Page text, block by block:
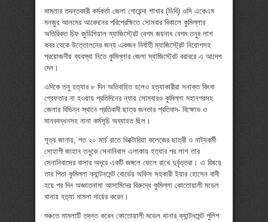
মামলার তদন্তকারী কর্মকর্তা জেলা গোয়েন্দা শাখার (ডিবি) ওসি একেএম
মনজুর আলমের আবেদনের পরিপ্রেক্ষিতে সোমবার বিকালে কুমিল্লার
অতিরিক্ত চিফ জুডিশিয়াল ম্যাজিস্ট্রেট বেগম জয়নাব বেগম তনুর লাশ
কবর থেকে উত্তোলনের জন্য একজন নির্বাহী ম্যাজিস্ট্রেট নিয়োগসহ
প্রয়োজনীয় ব্যবস্থা নিতে কুমিল্লার জেলা ম্যাজিস্ট্রেট বরাবরে এ আদেশ
দেন।
এদিকে তনু হত্যার ৮ দিন অতিবাহিত হলেও হত্যাকারীরা সনাক্ত কিংবা
গ্রেফতার না হওয়ায় প্রতিদিনের ন্যায় সোমবারও কুমিল্লা মহানগরসহ
জেলার বিভিন্ন স্থানে প্রতিবাদী ছাত্র জনতার প্রতিবাদ- বিক্ষোভ ও
মানববন্ধনসহ নানা কর্মসূচি অব্যাহত ছিল।
সূত্র জানায়, গত ২০ মার্চ রাতে ভিক্টোরিয়া কলেজের ছাত্রী ও নাট্যকর্মী
সোহাগী জাহান তনুকে সেনানিবাস এলাকায় হত্যার পর লাশ তার
সেনানিবাসের বাসার অদূরে একটি জঙ্গলে ফেলে রাখে দুর্বৃত্তরা। এ বিষয়ে
তার পিতা কুমিল্লা ক্যান্টনমেন্ট বোর্ডের অফিস সহকারী ইয়ার হোসেন বাদী
হয়ে পর দিন অজ্ঞাতনামা আসামিদের বিরুদ্ধে কুমিল্লা কোতোয়ালী মডেল
থানায় হত্যা মামলা দায়ের করেন।
শুরুতে মামলাটি তদন্ত করেন কোতোয়ালী মডেল থানার ক্যান্টনমেন্ট পুলিশ